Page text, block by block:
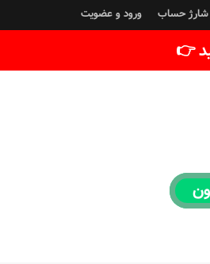
شارژ حساب ورود و عضویت
👉